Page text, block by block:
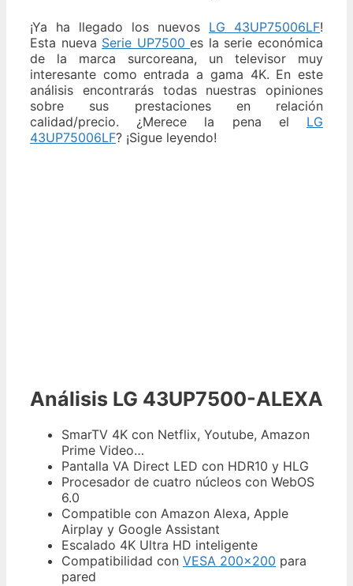
¡Ya ha llegado los nuevos LG 43UP75006LF!
Esta nueva Serie UP7500es la serie económica
de la marca surcoreana, un televisor muy
interesante como entrada a gama 4K. En este
análisis encontrarás todas nuestras opiniones
sobre sus prestaciones en relación
calidad/precio. ¿Merece la pena el LG
43UP75006LF? ¡Sigue leyendo!
Análisis LG 43UP7500-ALEXA
SmarTV 4K con Netflix, Youtube, Amazon
Prime Video…
Pantalla VA Direct LED con HDR10 y HLG
Procesador de cuatro núcleos con WebOS
6.0
Compatible con Amazon Alexa, Apple
Airplay y Google Assistant
Escalado 4K Ultra HD inteligente
Compatibilidad con VESA 200×200 para
pared